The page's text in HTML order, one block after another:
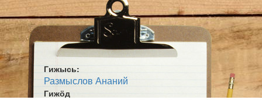
Гижысь:
Размыслов Ананий
Гижӧд